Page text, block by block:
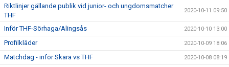
Riktlinjer gällande publik vid junior- och ungdomsmatcher
THF
2020-10-11 09:50
Inför THF-Sörhaga/Alingsås 2020-10-10 13:00
Profilkläder 2020-10-09 18:06
Matchdag - inför Skara vs THF 2020-10-08 08:19